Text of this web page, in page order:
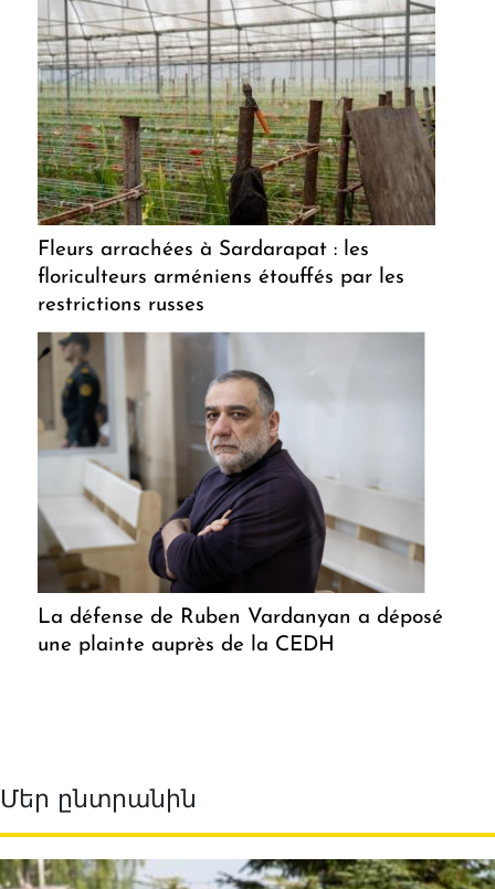
Fleurs arrachées à Sardarapat : les
floriculteurs arméniens étouffés par les
restrictions russes
La défense de Ruben Vardanyan a déposé
une plainte auprès de la CEDH
Մեր ընտրանին